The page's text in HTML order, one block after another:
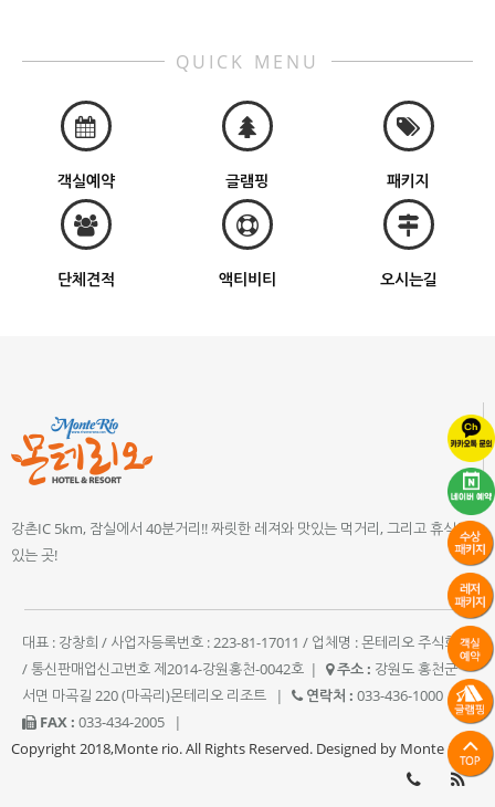
QUICK MENU
객실예약 글램핑 패키지
단체견적 액티비티 오시는길
강촌IC 5km, 잠실에서 40분거리!! 짜릿한 레져와 맛있는 먹거리, 그리고 휴식이
있는 곳!
대표 : 강창희 / 사업자등록번호 : 223-81-17011 / 업체명 : 몬테리오 주식회사
/ 통신판매업신고번호 제2014-강원홍천-0042호 | 주소 : 강원도 홍천군
서면 마곡길 220 (마곡리)몬테리오 리조트
| 연락처 : 033-436-1000
|
FAX : 033-434-2005
|
Copyright 2018,Monte rio. All Rights Reserved. Designed by Monte rio.